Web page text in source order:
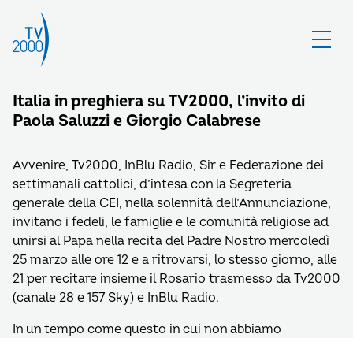
Italia in preghiera su TV2000, l’invito di
Paola Saluzzi e Giorgio Calabrese
Avvenire, Tv2000, InBlu Radio, Sir e Federazione dei
settimanali cattolici, d’intesa con la Segreteria
generale della CEI, nella solennità dell’Annunciazione,
invitano i fedeli, le famiglie e le comunità religiose ad
unirsi al Papa nella recita del Padre Nostro mercoledì
25 marzo alle ore 12 e a ritrovarsi, lo stesso giorno, alle
21 per recitare insieme il Rosario trasmesso da Tv2000
(canale 28 e 157 Sky) e InBlu Radio.
In un tempo come questo in cui non abbiamo